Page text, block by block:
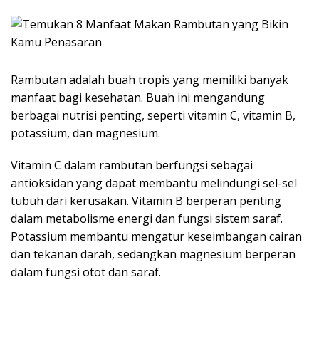
Rambutan adalah buah tropis yang memiliki banyak
manfaat bagi kesehatan. Buah ini mengandung
berbagai nutrisi penting, seperti vitamin C, vitamin B,
potassium, dan magnesium.
Vitamin C dalam rambutan berfungsi sebagai
antioksidan yang dapat membantu melindungi sel-sel
tubuh dari kerusakan. Vitamin B berperan penting
dalam metabolisme energi dan fungsi sistem saraf.
Potassium membantu mengatur keseimbangan cairan
dan tekanan darah, sedangkan magnesium berperan
dalam fungsi otot dan saraf.